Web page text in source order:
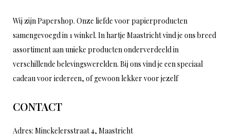
Wij zijn Papershop. Onze liefde voor papierproducten
samengevoegd in 1 winkel. In hartje Maastricht vind je ons breed
assortiment aan unieke producten onderverdeeld in
verschillende belevingswerelden. Bij ons vind je een speciaal
cadeau voor iedereen, of gewoon lekker voor jezelf
CONTACT
Adres: Minckelersstraat 4, Maastricht